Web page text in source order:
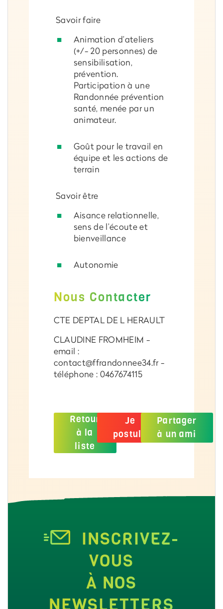
Savoir faire
Animation d’ateliers
(+/- 20 personnes) de
sensibilisation,
prévention.
Participation à une
Randonnée prévention
santé, menée par un
animateur.
Goût pour le travail en
équipe et les actions de
terrain
Savoir être
Aisance relationnelle,
sens de l’écoute et
bienveillance
Autonomie
Nous Contacter
CTE DEPTAL DE L HERAULT
CLAUDINE FROMHEIM -
email :
contact@ffrandonnee34.fr -
téléphone : 0467674115
Retour
à la
liste
Je
postule
Partager
à un ami
INSCRIVEZ-
VOUS
À NOS